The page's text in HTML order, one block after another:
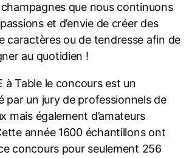
que nous continuons
et d’envie de créer des
caractères ou de tendresse afin de
au quotidien !
à Table le concours est un
par un jury de professionnels de
mais également d’amateurs
année 1600 échantillons ont
concours pour seulement 256